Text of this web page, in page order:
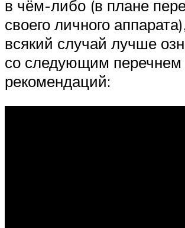
в чём-либо (в плане
своего личного
всякий случай лучше
со следующим перечнем
рекомендаций: